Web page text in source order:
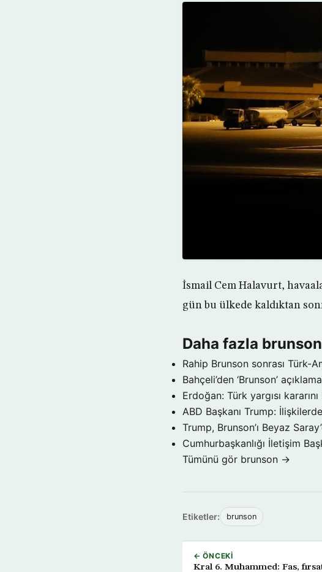
İsmail Cem Halavurt,
gün bu ülkede kaldıktan
Daha fazla brunson
Rahip Brunson sonrası Türk-
Bahçeli’den ‘Brunson’
Erdoğan: Türk yargısı
ABD Başkanı Trump:
Trump, Brunson’ı Beyaz
Cumhurbaşkanlığı İletişim
Tümünü gör brunson →
Etiketler: brunson
← ÖNCEKI
Kral 6. Muhammed: Fas,